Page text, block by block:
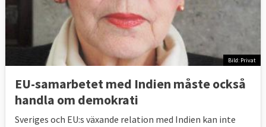
Bild: Privat
EU-samarbetet med Indien måste också
handla om demokrati
Sveriges och EU:s växande relation med Indien kan inte